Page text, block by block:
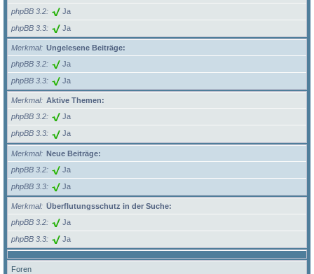
phpBB 3.2
Ja
phpBB 3.3 Ja
Merkmal
Ungelesene Beiträge:
phpBB 3.2
Ja
phpBB 3.3 Ja
Merkmal
Aktive Themen:
phpBB 3.2
Ja
phpBB 3.3 Ja
Merkmal
Neue Beiträge:
phpBB 3.2
Ja
phpBB 3.3 Ja
Merkmal
Überflutungsschutz in der Suche:
phpBB 3.2
Ja
phpBB 3.3 Ja
Foren